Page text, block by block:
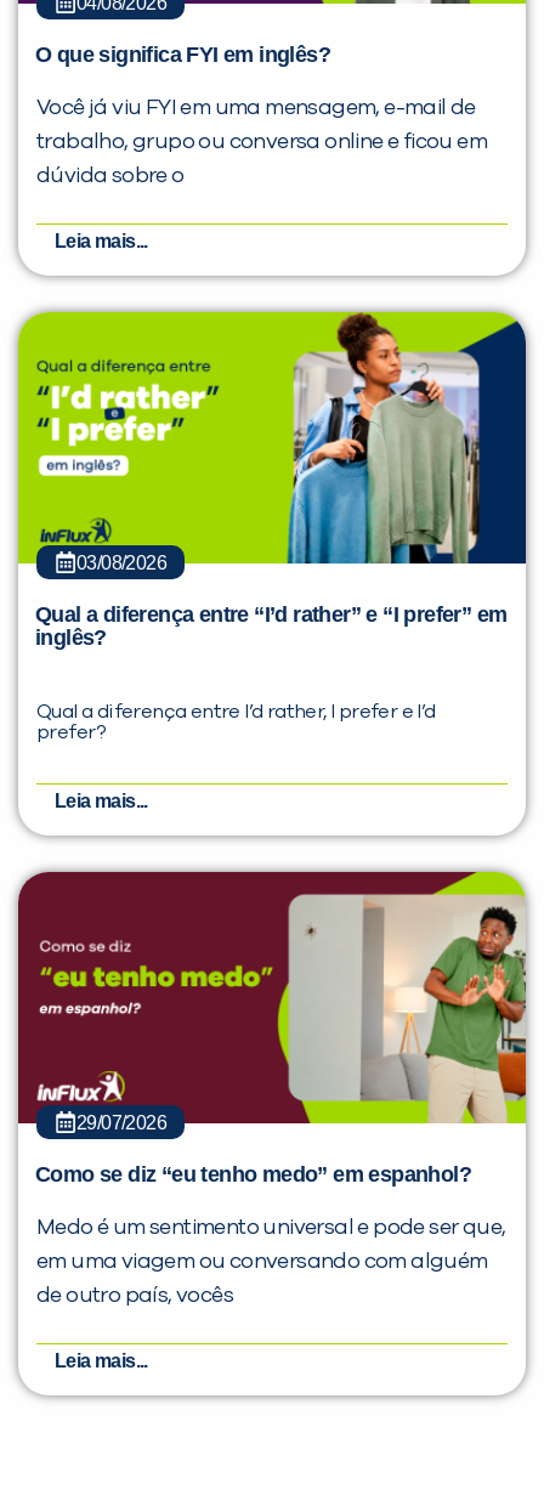
O que significa FYI em inglês?
Você já viu FYI em uma mensagem, e-mail de
trabalho, grupo ou conversa online e ficou em
dúvida sobre o
Leia mais...
03/08/2026
Qual a diferença entre “I’d rather” e “I prefer” em
inglês?
Qual a diferença entre I’d rather, I prefer e I’d
prefer?
Leia mais...
29/07/2026
Como se diz “eu tenho medo” em espanhol?
Medo é um sentimento universal e pode ser que,
em uma viagem ou conversando com alguém
de outro país, vocês
Leia mais...